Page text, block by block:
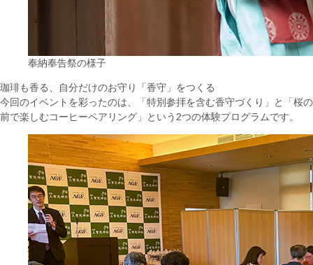
奉納奉告祭の様子
珈琲も香る、自分だけのお守り「香守」をつくる
今回のイベントを彩ったのは、「特別参拝を含む香守づくり」と「桜の
前で楽しむコーヒーペアリング」という2つの体験プログラムです。